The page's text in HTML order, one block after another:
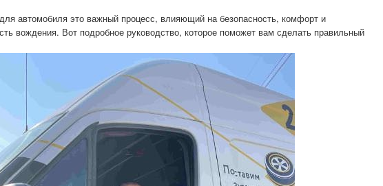
автомобиля это важный процесс, влияющий на безопасность, комфорт и
вождения. Вот подробное руководство, которое поможет вам сделать правильный